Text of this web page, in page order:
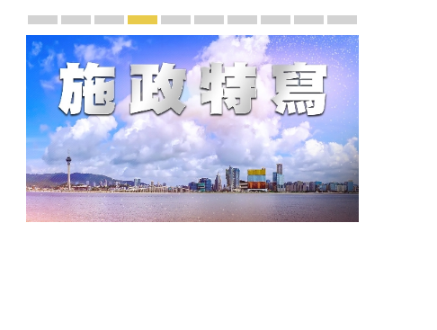
宣传及推广
赓续中葡传统友谊 续写“一国两制”新篇章 — 澳门“一国
澳门名片集
行政长官岑浩辉11月18日发表2026年施政报
施政特写澳门特别行政区经济和社会发展第
横琴粤澳深度合作区专题网站
施政小讲堂
走进澳门澳门相簿2020
《澳门微视